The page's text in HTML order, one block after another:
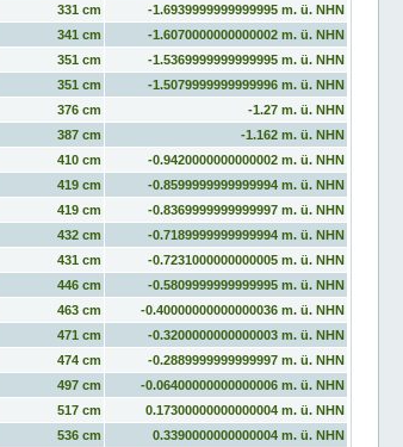
331 cm
-1.6939999999999995 m. ü. NHN
341 cm
-1.6070000000000002 m. ü. NHN
351 cm
-1.5369999999999995 m. ü. NHN
351 cm
-1.5079999999999996 m. ü. NHN
376 cm
-1.27 m. ü. NHN
387 cm
-1.162 m. ü. NHN
410 cm
-0.9420000000000002 m. ü. NHN
419 cm
-0.8599999999999994 m. ü. NHN
419 cm
-0.8369999999999997 m. ü. NHN
432 cm
-0.7189999999999994 m. ü. NHN
431 cm
-0.7231000000000005 m. ü. NHN
446 cm
-0.5809999999999995 m. ü. NHN
463 cm
-0.40000000000000036 m. ü. NHN
471 cm
-0.3200000000000003 m. ü. NHN
474 cm
-0.2889999999999997 m. ü. NHN
497 cm
-0.06400000000000006 m. ü. NHN
517 cm
0.17300000000000004 m. ü. NHN
536 cm
0.3390000000000004 m. ü. NHN